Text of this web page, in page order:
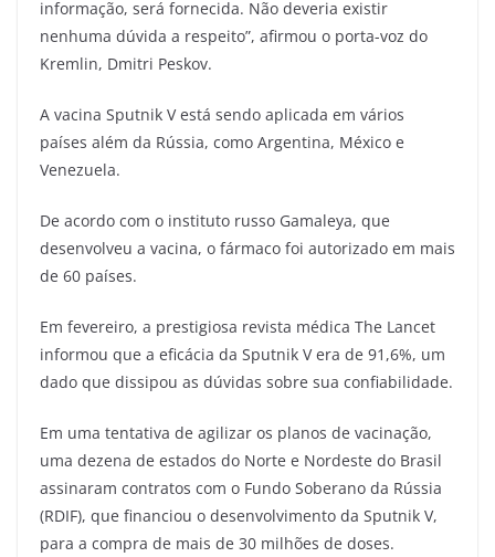
informação, será fornecida. Não deveria existir
nenhuma dúvida a respeito”, afirmou o porta-voz do
Kremlin, Dmitri Peskov.
A vacina Sputnik V está sendo aplicada em vários
países além da Rússia, como Argentina, México e
Venezuela.
De acordo com o instituto russo Gamaleya, que
desenvolveu a vacina, o fármaco foi autorizado em mais
de 60 países.
Em fevereiro, a prestigiosa revista médica The Lancet
informou que a eficácia da Sputnik V era de 91,6%, um
dado que dissipou as dúvidas sobre sua confiabilidade.
Em uma tentativa de agilizar os planos de vacinação,
uma dezena de estados do Norte e Nordeste do Brasil
assinaram contratos com o Fundo Soberano da Rússia
(RDIF), que financiou o desenvolvimento da Sputnik V,
para a compra de mais de 30 milhões de doses.